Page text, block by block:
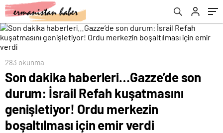
merkezin boşaltılması için emir verdi
283 okunma
Son dakika haberleri…Gazze’de son
durum: İsrail Refah kuşatmasını
genişletiyor! Ordu merkezin
boşaltılması için emir verdi